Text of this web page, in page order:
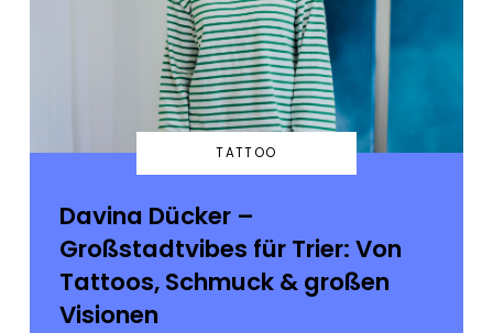
TATTOO
Davina Dücker –
Großstadtvibes für Trier: Von
Tattoos, Schmuck & großen
Visionen